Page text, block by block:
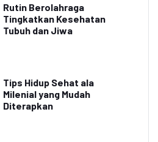
Rutin Berolahraga
Tingkatkan Kesehatan
Tubuh dan Jiwa
Tips Hidup Sehat ala
Milenial yang Mudah
Diterapkan